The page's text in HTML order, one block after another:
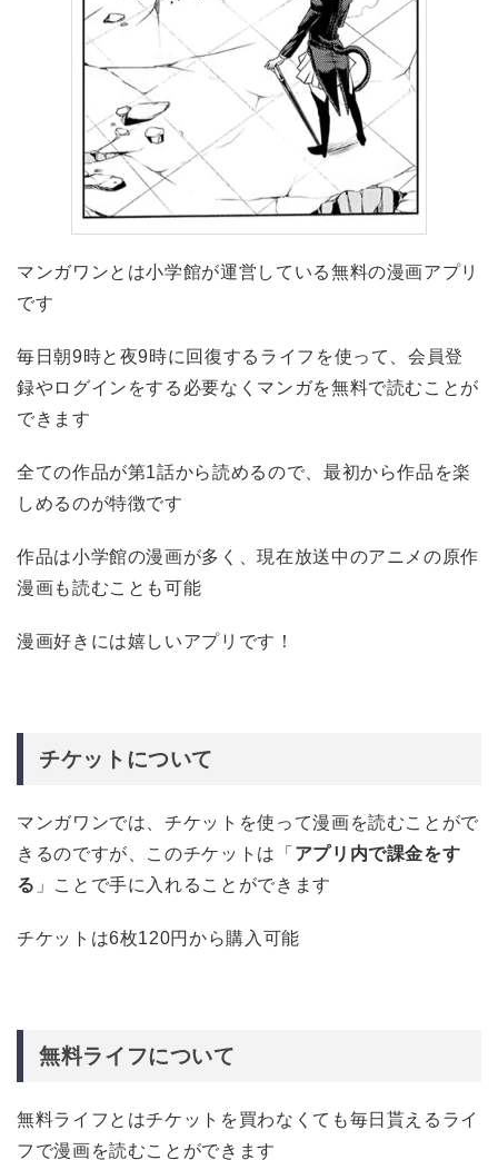
マンガワンとは小学館が運営している無料の漫画アプリ
です
毎日朝9時と夜9時に回復するライフを使って、会員登
録やログインをする必要なくマンガを無料で読むことが
できます
全ての作品が第1話から読めるので、最初から作品を楽
しめるのが特徴です
作品は小学館の漫画が多く、現在放送中のアニメの原作
漫画も読むことも可能
漫画好きには嬉しいアプリです！
チケットについて
マンガワンでは、チケットを使って漫画を読むことがで
きるのですが、このチケットは「 アプリ内で課金をす
る 」ことで手に入れることができます
チケットは6枚120円から購入可能
無料ライフについて
無料ライフとはチケットを買わなくても毎日貰えるライ
フで漫画を読むことができます